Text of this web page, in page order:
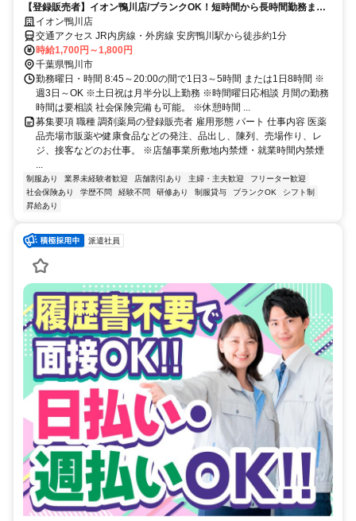
【登録販売者】イオン鴨川店/ブランクOK！短時間から長時間勤務まで
多様な働き方をご用意♪
イオン鴨川店
交通アクセス JR内房線・外房線 安房鴨川駅から徒歩約1分
時給1,700円～1,800円
千葉県鴨川市
勤務曜日・時間 8:45～20:00の間で1日3～5時間 または1日8時間 ※
週3日～OK ※土日祝は月半分以上勤務 ※時間曜日応相談 月間の勤務
時間は要相談 社会保険完備も可能。 ※休憩時間 ...
募集要項 職種 調剤薬局の登録販売者 雇用形態 パート 仕事内容 医薬
品売場市販薬や健康食品などの発注、品出し、陳列、売場作り、レ
ジ、接客などのお仕事。 ※店舗事業所敷地内禁煙・就業時間内禁煙
...
制服あり 業界未経験者歓迎 店舗割引あり 主婦・主夫歓迎
フリーター歓迎
社会保険あり
学歴不問 経験不問 研修あり 制服貸与 ブランクOK
シフト制
昇給あり
派遣社員